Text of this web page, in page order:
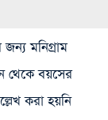
মনিগ্রাম
থেকে বয়সের
করা হয়নি